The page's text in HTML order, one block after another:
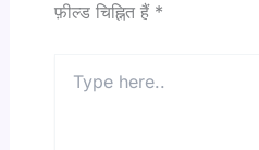
फ़ील्ड चिह्नित हैं *
here..